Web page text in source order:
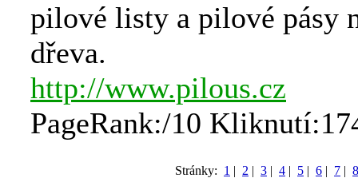
pilové listy a pilové pásy
dřeva.
http://www.pilous.cz
PageRank:/10
Stránky: 1 | 2 | 3 | 4 | 5 | 6 | 7 | 8